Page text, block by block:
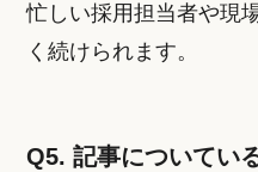
忙しい採用担当者や現
く続けられます。
Q5. 記事についてい